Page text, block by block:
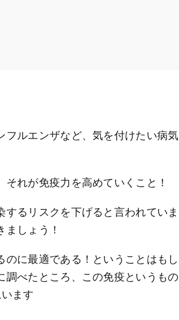
フルエンザなど、気を付けたい病気
れが免疫力を高めていくこと！
るリスクを下げると言われていま
しょう！
に最適である！ということはもし
べたところ、この免疫というもの
ます